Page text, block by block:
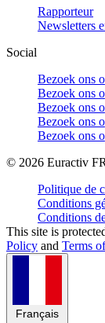
Rapporteur
Newsletters
Social
Bezoek ons
Bezoek ons
Bezoek ons
Bezoek ons
Bezoek ons
© 2026 Euractiv
Politique de
Conditions
Conditions
This site is
Policy and Terms
Français